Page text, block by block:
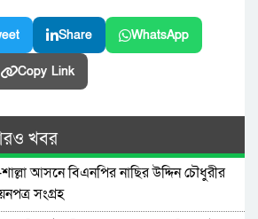
Share WhatsApp
Copy Link
খবর
আসনে বিএনপির নাছির উদ্দিন চৌধুরীর
সংগ্রহ